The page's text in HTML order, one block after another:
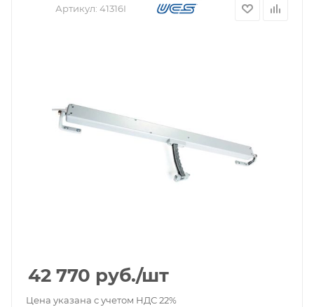
Артикул: 41316I
42 770 руб./шт
Цена указана с учетом НДС 22%